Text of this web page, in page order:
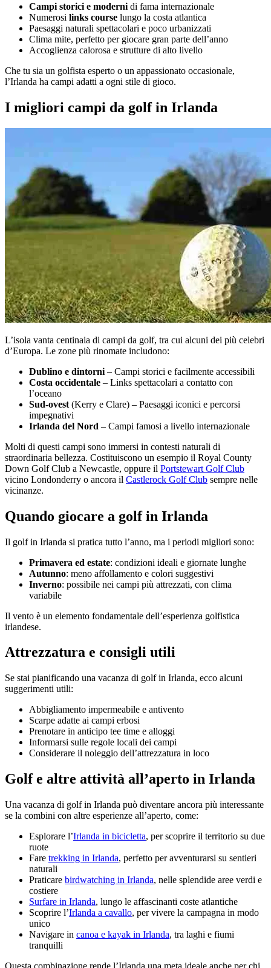
Campi storici e moderni di fama internazionale
Numerosi links course lungo la costa atlantica
Paesaggi naturali spettacolari e poco urbanizzati
Clima mite, perfetto per giocare gran parte dell’anno
Accoglienza calorosa e strutture di alto livello
Che tu sia un golfista esperto o un appassionato occasionale,
l’Irlanda ha campi adatti a ogni stile di gioco.
I migliori campi da golf in Irlanda
L’isola vanta centinaia di campi da golf, tra cui alcuni dei più celebri
d’Europa. Le zone più rinomate includono:
Dublino e dintorni – Campi storici e facilmente accessibili
Costa occidentale – Links spettacolari a contatto con
l’oceano
Sud-ovest (Kerry e Clare) – Paesaggi iconici e percorsi
impegnativi
Irlanda del Nord – Campi famosi a livello internazionale
Molti di questi campi sono immersi in contesti naturali di
straordinaria bellezza. Costituiscono un esempio il Royal County
Down Golf Club a Newcastle, oppure il Portstewart Golf Club
vicino Londonderry o ancora il Castlerock Golf Club sempre nelle
vicinanze.
Quando giocare a golf in Irlanda
Il golf in Irlanda si pratica tutto l’anno, ma i periodi migliori sono:
Primavera ed estate: condizioni ideali e giornate lunghe
Autunno: meno affollamento e colori suggestivi
Inverno: possibile nei campi più attrezzati, con clima
variabile
Il vento è un elemento fondamentale dell’esperienza golfistica
irlandese.
Attrezzatura e consigli utili
Se stai pianificando una vacanza di golf in Irlanda, ecco alcuni
suggerimenti utili:
Abbigliamento impermeabile e antivento
Scarpe adatte ai campi erbosi
Prenotare in anticipo tee time e alloggi
Informarsi sulle regole locali dei campi
Considerare il noleggio dell’attrezzatura in loco
Golf e altre attività all’aperto in Irlanda
Una vacanza di golf in Irlanda può diventare ancora più interessante
se la combini con altre esperienze all’aperto, come:
Esplorare l’Irlanda in bicicletta, per scoprire il territorio su due
ruote
Fare trekking in Irlanda, perfetto per avventurarsi su sentieri
naturali
Praticare birdwatching in Irlanda, nelle splendide aree verdi e
costiere
Surfare in Irlanda, lungo le affascinanti coste atlantiche
Scoprire l’Irlanda a cavallo, per vivere la campagna in modo
unico
Navigare in canoa e kayak in Irlanda, tra laghi e fiumi
tranquilli